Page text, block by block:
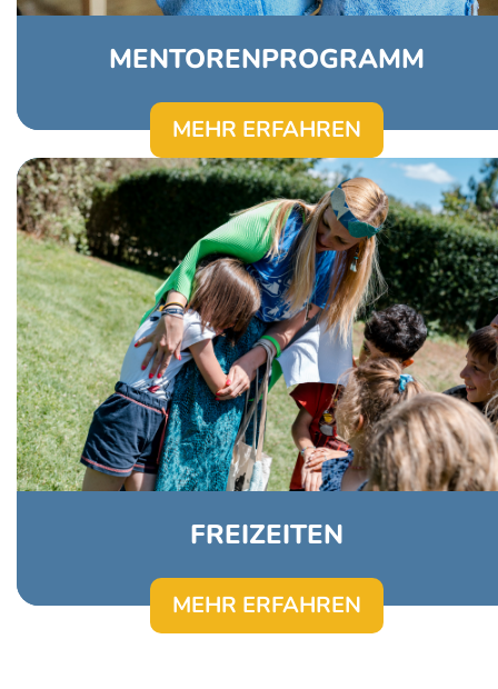
MENTORENPROGRAMM
MEHR ERFAHREN
FREIZEITEN
In unserem Märchenzentrum in Paloznak
organisieren wir Sommerfreizeiten für
unsere Kinder und Jugendliche aus
staatlicher Obhut. Ziel unserer Freizeiten
ist es, dass jedes Kind, entsprechend
seines Lebensalters und Interessen,
Unterstützung erfährt.
MEHR ERFAHREN